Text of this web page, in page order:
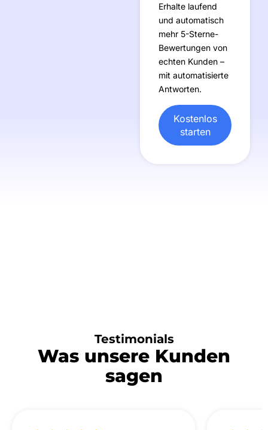
Erhalte laufend
und automatisch
mehr 5-Sterne-
Bewertungen von
echten Kunden –
mit automatisierte
Antworten.
Kostenlos
starten
Testimonials
Was unsere Kunden
sagen